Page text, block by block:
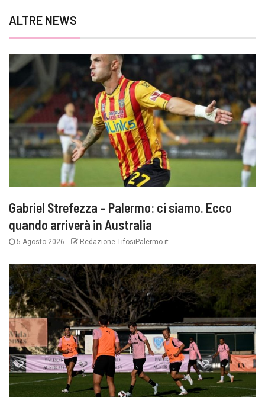
ALTRE NEWS
Gabriel Strefezza – Palermo: ci siamo. Ecco
quando arriverà in Australia
5 Agosto 2026 Redazione TifosiPalermo.it